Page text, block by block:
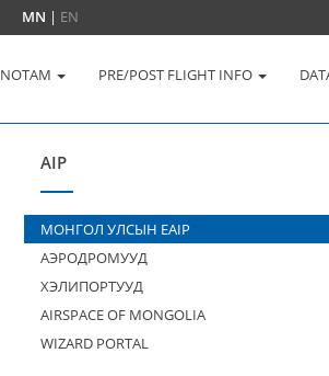
MN | EN
NOTAM PRE/POST FLIGHT INFO
AIP
МОНГОЛ УЛСЫН EAIP
АЭРОДРОМУУД
ХЭЛИПОРТУУД
AIRSPACE OF MONGOLIA
WIZARD PORTAL